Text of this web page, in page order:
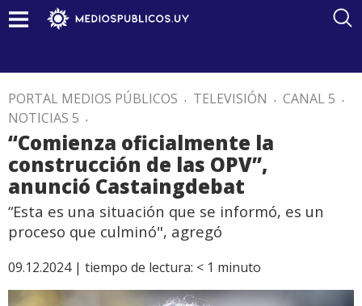
PORTAL MEDIOS PÚBLICOS . TELEVISIÓN . CANAL 5 .
NOTICIAS 5 .
“Comienza oficialmente la
construcción de las OPV”,
anunció Castaingdebat
“Esta es una situación que se informó, es un
proceso que culminó", agregó
09.12.2024 | tiempo de lectura: < 1 minuto